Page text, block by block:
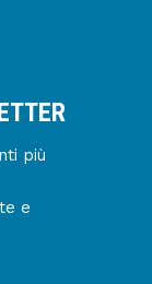
più
e